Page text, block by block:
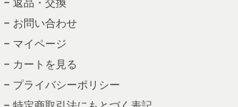
– 返品・交換
– お問い合わせ
– マイページ
– カートを見る
– プライバシーポリシー